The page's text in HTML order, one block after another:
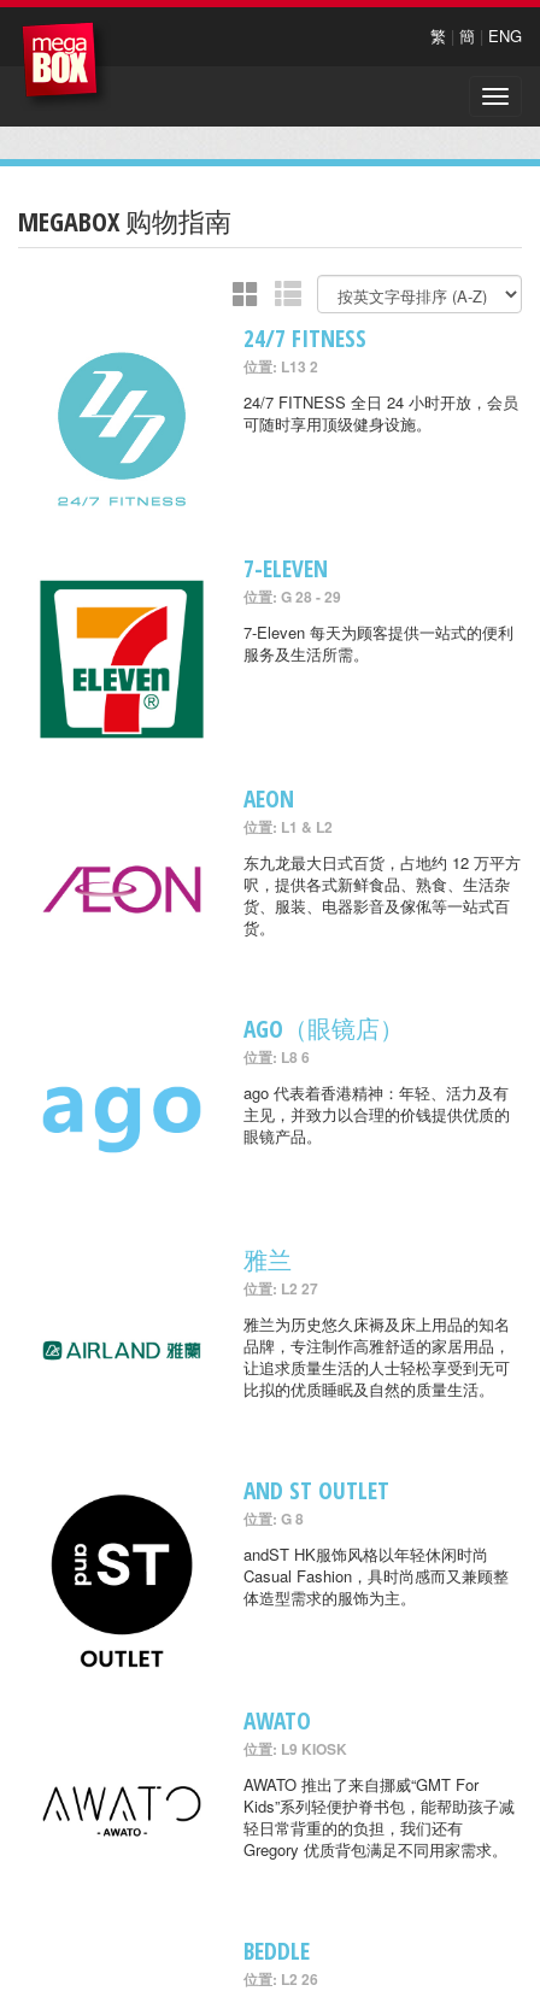
繁 | 簡 | ENG
Toggle
MEGABOX 购物指南
24/7 FITNESS
位置: L13 2
24/7 FITNESS 全日 24 小时开放，会员
可随时享用顶级健身设施。
7-ELEVEN
位置: G 28 - 29
7-Eleven 每天为顾客提供一站式的便利
服务及生活所需。
AEON
位置: L1 & L2
东九龙最大日式百货，占地约 12 万平方
呎，提供各式新鲜食品、熟食、生活杂
货、服装、电器影音及傢俬等一站式百
货。
AGO（眼镜店）
位置: L8 6
ago 代表着香港精神：年轻、活力及有
主见，并致力以合理的价钱提供优质的
眼镜产品。
雅兰
位置: L2 27
雅兰为历史悠久床褥及床上用品的知名
品牌，专注制作高雅舒适的家居用品，
让追求质量生活的人士轻松享受到无可
比拟的优质睡眠及自然的质量生活。
AND ST OUTLET
位置: G 8
andST HK服饰风格以年轻休闲时尚
Casual Fashion，具时尚感而又兼顾整
体造型需求的服饰为主。
AWATO
位置: L9 KIOSK
AWATO 推出了来自挪威“GMT For
Kids”系列轻便护脊书包，能帮助孩子减
轻日常背重的的负担，我们还有
Gregory 优质背包满足不同用家需求。
BEDDLE
位置: L2 26